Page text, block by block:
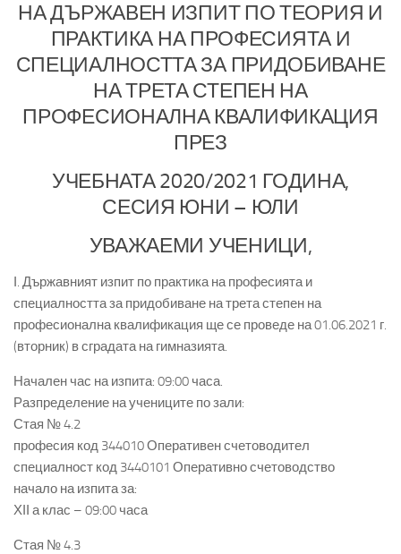
НА ДЪРЖАВЕН ИЗПИТ ПО ТЕОРИЯ И
ПРАКТИКА НА ПРОФЕСИЯТА И
СПЕЦИАЛНОСТТА ЗА ПРИДОБИВАНЕ
НА ТРЕТА СТЕПЕН НА
ПРОФЕСИОНАЛНА КВАЛИФИКАЦИЯ
ПРЕЗ
УЧЕБНАТА 2020/2021 ГОДИНА,
СЕСИЯ ЮНИ – ЮЛИ
УВАЖАЕМИ УЧЕНИЦИ,
І. Държавният изпит по практика на професията и
специалността за придобиване на трета степен на
професионална квалификация ще се проведе на 01.06.2021 г.
(вторник) в сградата на гимназията.
Начален час на изпита: 09:00 часа.
Разпределение на учениците по зали:
Стая № 4.2
професия код 344010 Оперативен счетоводител
специалност код 3440101 Оперативно счетоводство
начало на изпита за:
ХІІ а клас – 09:00 часа
Стая № 4.3